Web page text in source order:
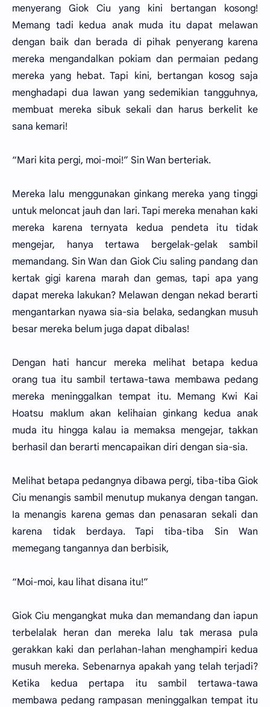
menyerang Giok Ciu yang kini bertangan kosong!
Memang tadi kedua anak muda itu dapat melawan
dengan baik dan berada di pihak penyerang karena
mereka mengandalkan pokiam dan permaian pedang
mereka yang hebat. Tapi kini, bertangan kosog saja
menghadapi dua lawan yang sedemikian tangguhnya,
membuat mereka sibuk sekali dan harus berkelit ke
sana kemari!
“Mari kita pergi, moi-moi!” Sin Wan berteriak.
Mereka lalu menggunakan ginkang mereka yang tinggi
untuk meloncat jauh dan lari. Tapi mereka menahan kaki
mereka karena ternyata kedua pendeta itu tidak
mengejar, hanya tertawa bergelak-gelak sambil
memandang. Sin Wan dan Giok Ciu saling pandang dan
kertak gigi karena marah dan gemas, tapi apa yang
dapat mereka lakukan? Melawan dengan nekad berarti
mengantarkan nyawa sia-sia belaka, sedangkan musuh
besar mereka belum juga dapat dibalas!
Dengan hati hancur mereka melihat betapa kedua
orang tua itu sambil tertawa-tawa membawa pedang
mereka meninggalkan tempat itu. Memang Kwi Kai
Hoatsu maklum akan kelihaian ginkang kedua anak
muda itu hingga kalau ia memaksa mengejar, takkan
berhasil dan berarti mencapaikan diri dengan sia-sia.
Melihat betapa pedangnya dibawa pergi, tiba-tiba Giok
Ciu menangis sambil menutup mukanya dengan tangan.
Ia menangis karena gemas dan penasaran sekali dan
karena tidak berdaya. Tapi tiba-tiba Sin Wan
memegang tangannya dan berbisik,
“Moi-moi, kau lihat disana itu!”
Giok Ciu mengangkat muka dan memandang dan iapun
terbelalak heran dan mereka lalu tak merasa pula
gerakkan kaki dan perlahan-lahan menghampiri kedua
musuh mereka. Sebenarnya apakah yang telah terjadi?
Ketika kedua pertapa itu sambil tertawa-tawa
membawa pedang rampasan meninggalkan tempat itu